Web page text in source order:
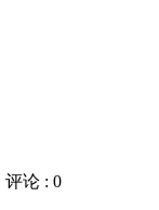
评论 : 0